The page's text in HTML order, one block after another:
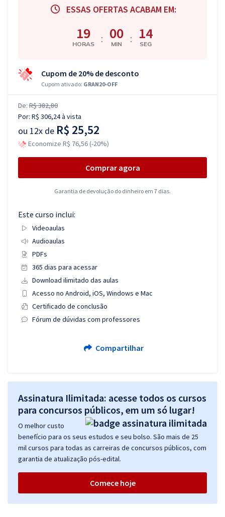
ESSAS OFERTAS ACABAM EM:
19
HORAS : 00
MIN : 13
SEG
Cupom de 20% de desconto
Cupom ativado: GRAN20-OFF
De: R$ 382,80
Por: R$ 306,24à vista
ou 12x de R$ 25,52
Economize R$ 76,56 (-20%)
Comprar agora
Garantia de devolução do dinheiro em 7 dias.
Este curso inclui:
Videoaulas
Audioaulas
PDFs
365 dias para acessar
Download ilimitado das aulas
Acesso no Android, iOS, Windows e Mac
Certificado de conclusão
Fórum de dúvidas com professores
Compartilhar
Assinatura Ilimitada: acesse todos os cursos
para concursos públicos, em um só lugar!
O melhor custo
benefício para os seus estudos e seu bolso. São mais de 25
mil cursos para todas as carreiras de concursos públicos, com
garantia de atualização pós-edital.
Comece hoje